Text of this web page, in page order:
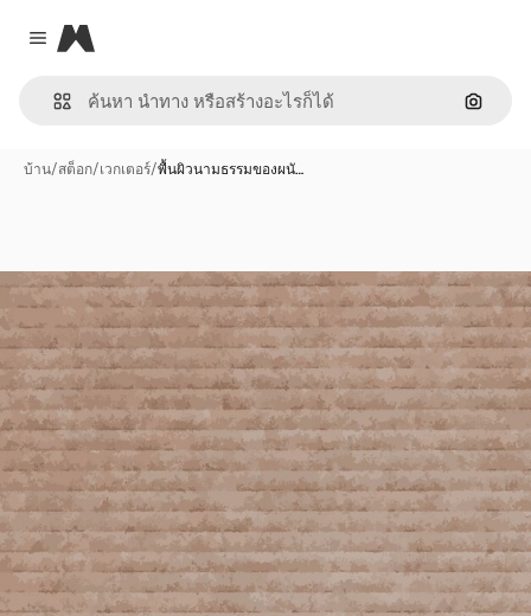
Close menu
Magnific
ค้นหา
บ้าน/สต็อก/เวกเตอร์/พื้นผิวนามธรรมของผนั…